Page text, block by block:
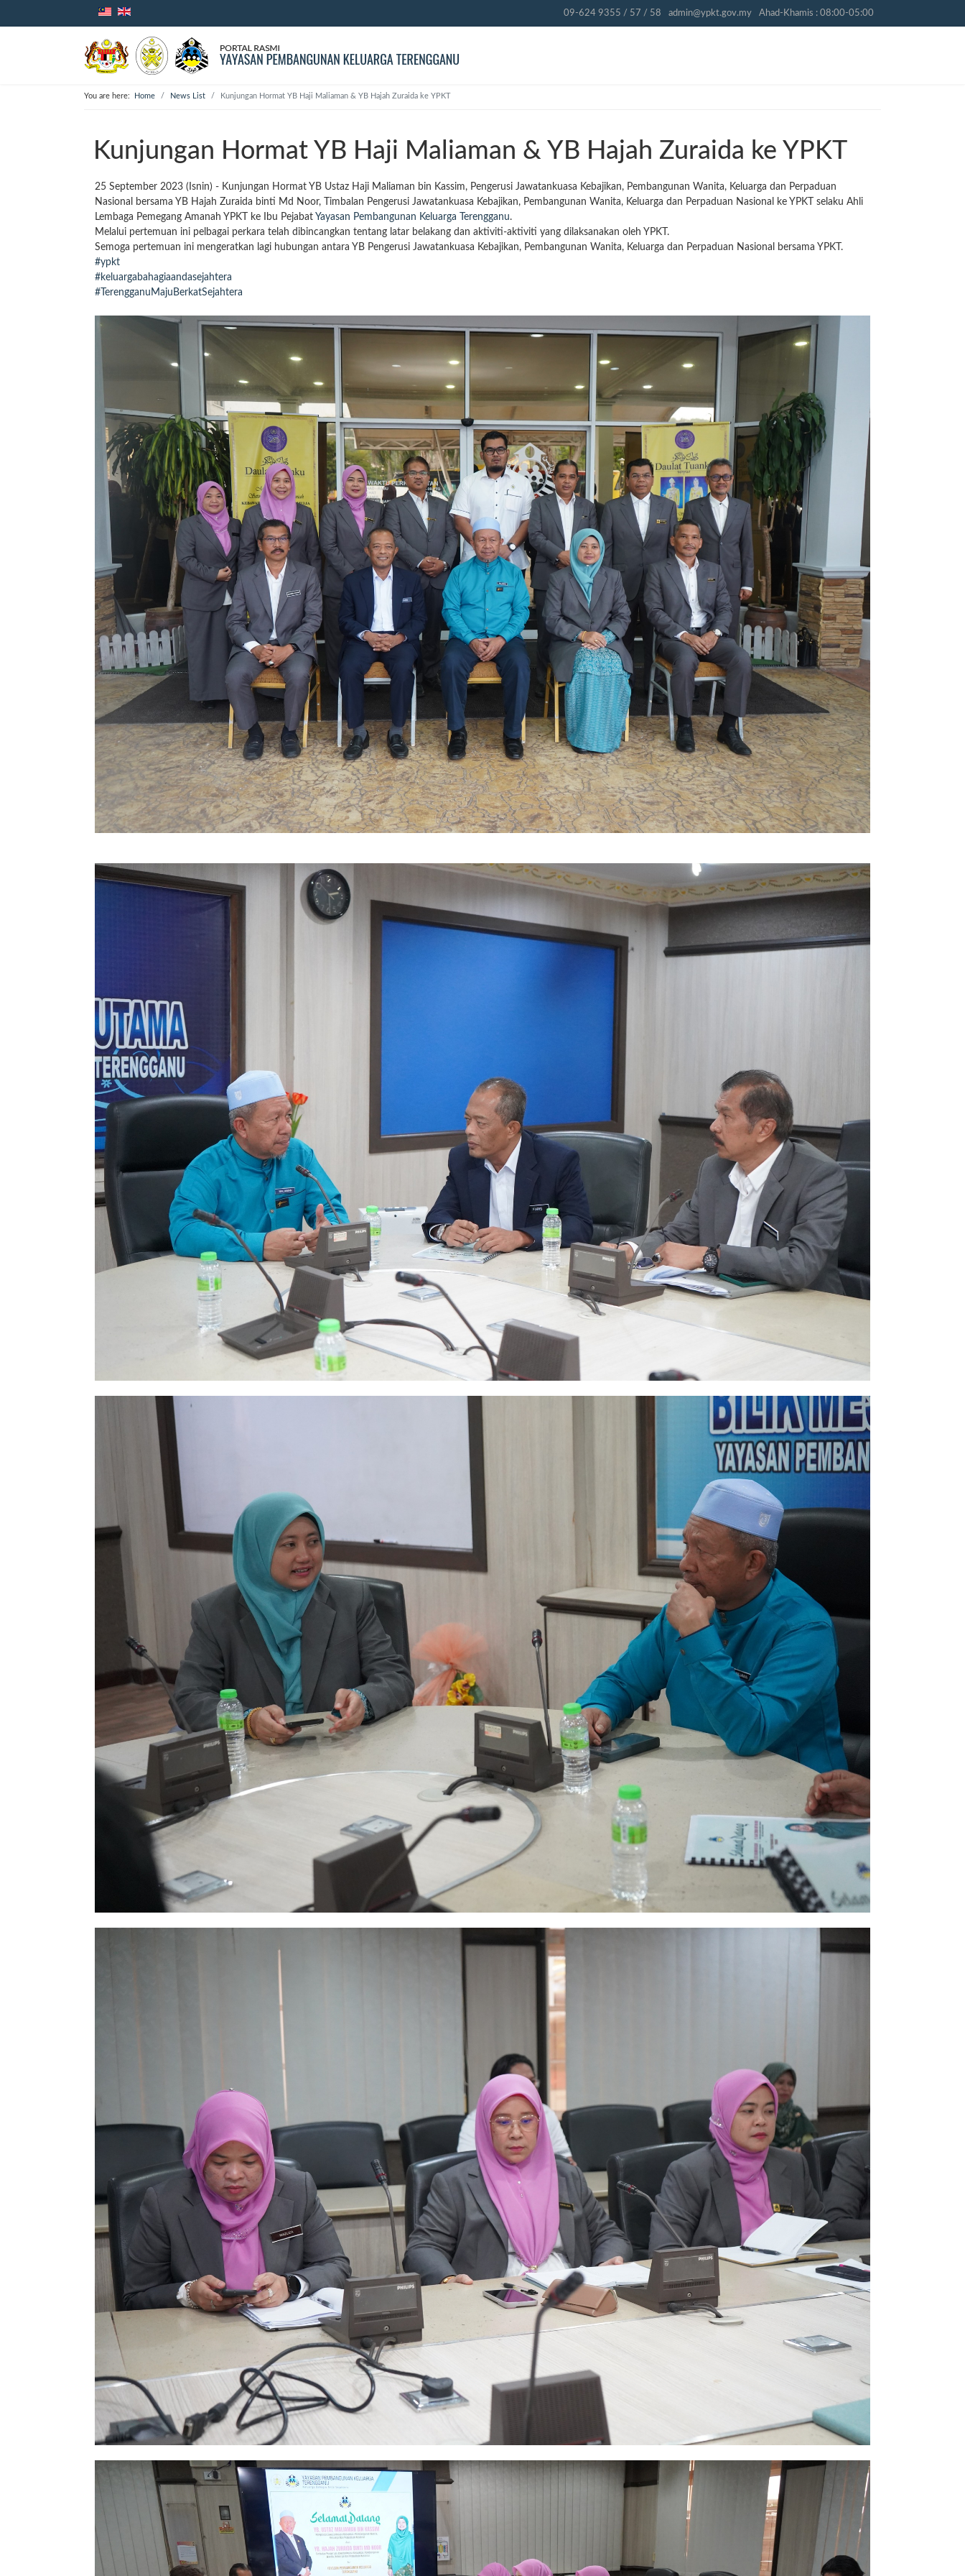
09-624 9355 / 57 / 58 admin@ypkt.gov.my Ahad-Khamis : 08:00-05:00
You are here: Home News List Kunjungan Hormat YB Haji Maliaman & YB Hajah Zuraida ke YPKT
Kunjungan Hormat YB Haji Maliaman & YB Hajah Zuraida ke YPKT
25 September 2023 (Isnin) - Kunjungan Hormat YB Ustaz Haji Maliaman bin Kassim, Pengerusi Jawatankuasa Kebajikan, Pembangunan Wanita, Keluarga dan Perpaduan
Nasional bersama YB Hajah Zuraida binti Md Noor, Timbalan Pengerusi Jawatankuasa Kebajikan, Pembangunan Wanita, Keluarga dan Perpaduan Nasional ke YPKT selaku Ahli
Lembaga Pemegang Amanah YPKT ke Ibu Pejabat Yayasan Pembangunan Keluarga Terengganu.
Melalui pertemuan ini pelbagai perkara telah dibincangkan tentang latar belakang dan aktiviti-aktiviti yang dilaksanakan oleh YPKT.
Semoga pertemuan ini mengeratkan lagi hubungan antara YB Pengerusi Jawatankuasa Kebajikan, Pembangunan Wanita, Keluarga dan Perpaduan Nasional bersama YPKT.
#ypkt
#keluargabahagiaandasejahtera
#TerengganuMajuBerkatSejahtera